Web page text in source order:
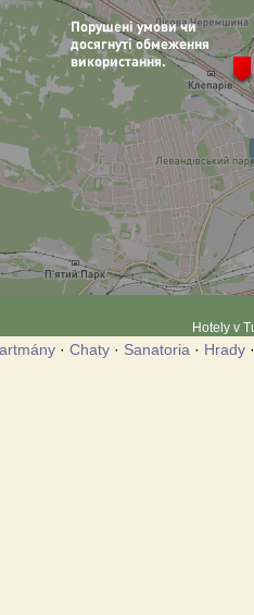
Hotely v
· Chaty· Sanatoria · Hrady·